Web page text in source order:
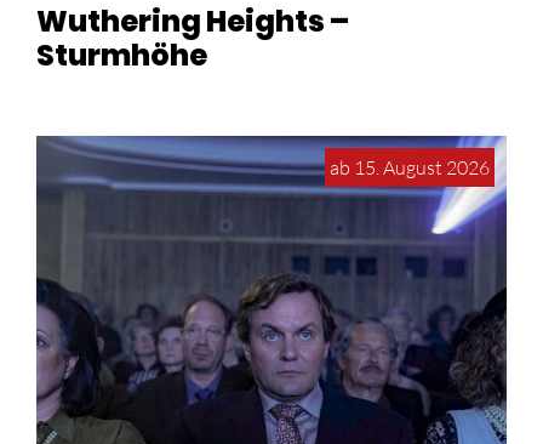
Wuthering Heights –
Sturmhöhe
ab 15. August 2026